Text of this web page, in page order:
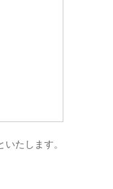
たします。